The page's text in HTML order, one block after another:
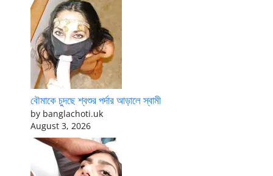
বৌমাকে চুদছে শ্বশুর পর্দার আড়ালে স্বামী
by banglachoti.uk
August 3, 2026